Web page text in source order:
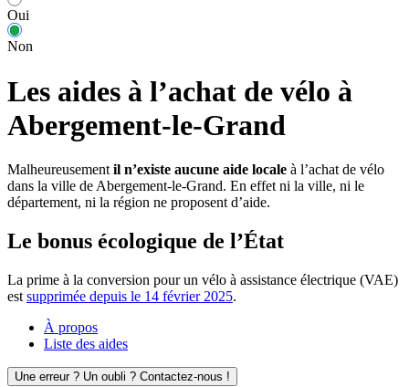
Oui
Non
Les aides à l’achat de vélo à
Abergement-le-Grand
Malheureusement il n’existe aucune aide locale à l’achat de vélo
dans la ville de Abergement-le-Grand. En effet ni la ville, ni le
département, ni la région ne proposent d’aide.
Le bonus écologique de l’État
La prime à la conversion pour un vélo à assistance électrique (VAE)
est supprimée depuis le 14 février 2025.
À propos
Liste des aides
Une erreur ? Un oubli ? Contactez-nous !